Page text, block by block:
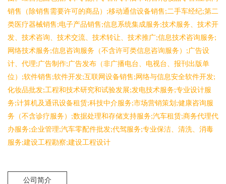
销售（除销售需要许可的商品）;移动通信设备销售;二手车经纪;第二
类医疗器械销售;电子产品销售;信息系统集成服务;技术服务、技术开
发、技术咨询、技术交流、技术转让、技术推广;信息技术咨询服务;
网络技术服务;信息咨询服务（不含许可类信息咨询服务）;广告设
计、代理;广告制作;广告发布（非广播电台、电视台、报刊出版单
位）;软件销售;软件开发;互联网设备销售;网络与信息安全软件开发;
化妆品批发;工程和技术研究和试验发展;发电技术服务;专业设计服
务;计算机及通讯设备租赁;科技中介服务;市场营销策划;健康咨询服
务（不含诊疗服务）;数据处理和存储支持服务;汽车租赁;商务代理代
办服务;企业管理;汽车零配件批发;代驾服务;专业保洁、清洗、消毒
服务;建设工程勘察;建设工程设计
公司简介